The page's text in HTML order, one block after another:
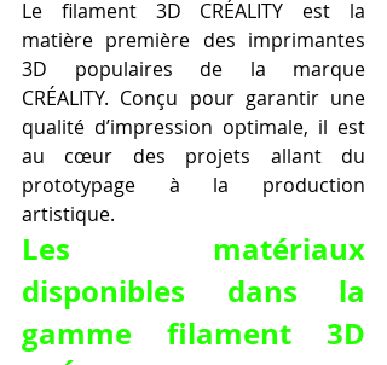
Le filament 3D CRÉALITY est la
matière première des imprimantes
3D populaires de la marque
CRÉALITY. Conçu pour garantir une
qualité d’impression optimale, il est
au cœur des projets allant du
prototypage à la production
artistique.
Les matériaux
disponibles dans la
gamme filament 3D